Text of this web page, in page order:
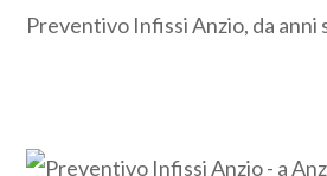
Preventivo Infissi Anzio, da